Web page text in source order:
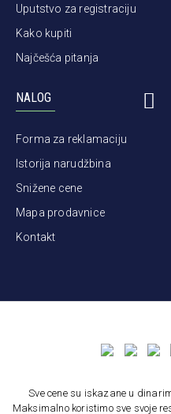
Uputstvo za registraciju
Kako kupiti
Najčešća pitanja
NALOG
Forma za reklamaciju
Istorija narudžbina
Snižene cene
Mapa prodavnice
Kontakt
Sve cene su iskazane u
Maksimalno koristimo sve svoje